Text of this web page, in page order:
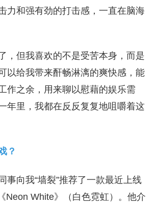
力和强有劲的打击感，一直在脑海
，但我喜欢的不是受苦本身，而是
以给我带来酐畅淋漓的爽快感，能
作之余，用来聊以慰藉的娱乐需
年里，我都在反反复复地咀嚼着这
？
事向我“墙裂”推荐了一款最近上线
Neon White》（白色霓虹）。他介